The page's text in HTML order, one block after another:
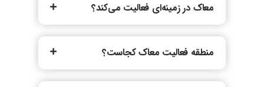
معاک در زمینه‌ای فعالیت می‌کند؟
منطقه فعالیت معاک کجاست؟